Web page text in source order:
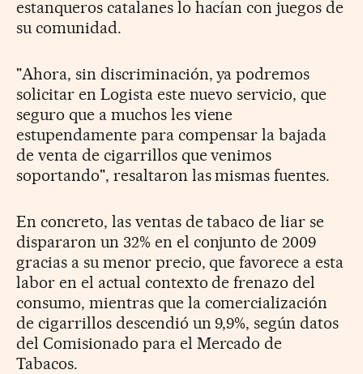
estanqueros catalanes lo hacían con juegos de
su comunidad.
"Ahora, sin discriminación, ya podremos
solicitar en Logista este nuevo servicio, que
seguro que a muchos les viene
estupendamente para compensar la bajada
de venta de cigarrillos que venimos
soportando", resaltaron las mismas fuentes.
En concreto, las ventas de tabaco de liar se
dispararon un 32% en el conjunto de 2009
gracias a su menor precio, que favorece a esta
labor en el actual contexto de frenazo del
consumo, mientras que la comercialización
de cigarrillos descendió un 9,9%, según datos
del Comisionado para el Mercado de
Tabacos.